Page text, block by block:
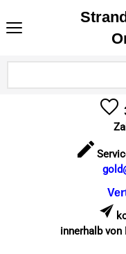
innerhalb von